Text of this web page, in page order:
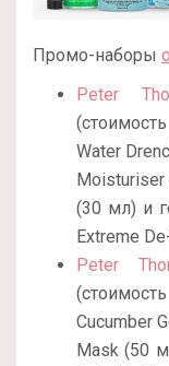
Промо-наборы
Peter
Water
(30 мл) и
Extreme
Peter
Cucumber
Mask (50